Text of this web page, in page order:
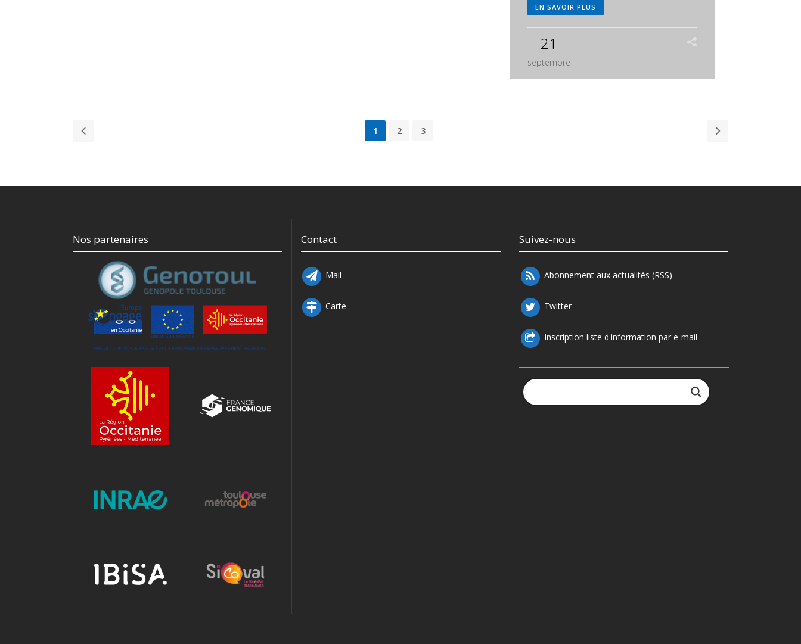
EN SAVOIR PLUS
21
septembre
1 2 3
Nos partenaires Contact
Mail
Carte
Suivez-nous
Abonnement aux actualités (RSS)
Twitter
Inscription liste d'information par e-mail